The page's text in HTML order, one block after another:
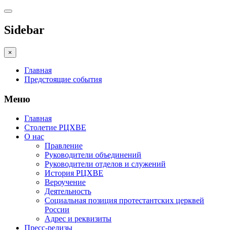
Sidebar
×
Главная
Предстоящие события
Меню
Главная
Столетие РЦХВЕ
О нас
Правление
Руководители объединений
Руководители отделов и служений
История РЦХВЕ
Вероучение
Деятельность
Социальная позиция протестантских церквей
России
Адрес и реквизиты
Пресс-релизы